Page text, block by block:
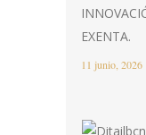
EXENTA.
11 junio, 2026